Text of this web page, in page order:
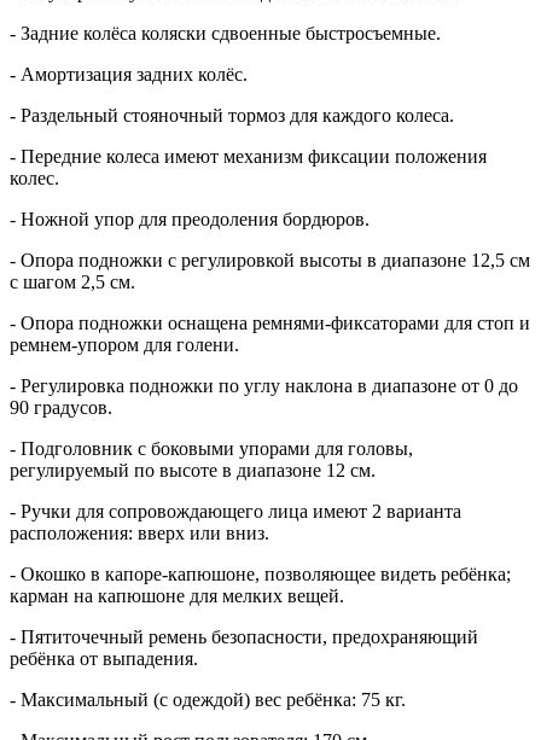
- Задние колёса коляски сдвоенные быстросъемные.
- Амортизация задних колёс.
- Раздельный стояночный тормоз для каждого колеса.
- Передние колеса имеют механизм фиксации положения
колес.
- Ножной упор для преодоления бордюров.
- Опора подножки с регулировкой высоты в диапазоне 12,5 см
с шагом 2,5 см.
- Опора подножки оснащена ремнями-фиксаторами для стоп и
ремнем-упором для голени.
- Регулировка подножки по углу наклона в диапазоне от 0 до
90 градусов.
- Подголовник с боковыми упорами для головы,
регулируемый по высоте в диапазоне 12 см.
- Ручки для сопровождающего лица имеют 2 варианта
расположения: вверх или вниз.
- Окошко в капоре-капюшоне, позволяющее видеть ребёнка;
карман на капюшоне для мелких вещей.
- Пятиточечный ремень безопасности, предохраняющий
ребёнка от выпадения.
- Максимальный (с одеждой) вес ребёнка: 75 кг.